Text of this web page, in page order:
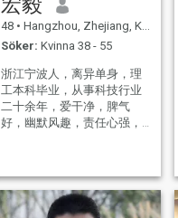
48 • Hangzhou, Zhejiang, Kina
Söker: Kvinna 38 - 55
浙江宁波人，离异单身，理
工本科毕业，从事科技行业
二十余年，爱干净，脾气
好，幽默风趣，责任心强，